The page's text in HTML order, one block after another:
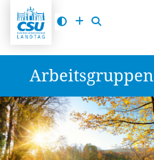
Arbeitsgruppen